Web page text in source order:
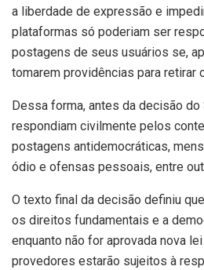
a liberdade de expressão e
plataformas só poderiam ser
postagens de seus usuários se,
tomarem providências para retirar
Dessa forma, antes da decisão do
respondiam civilmente pelos
postagens antidemocráticas,
ódio e ofensas pessoais, entre
O texto final da decisão definiu
os direitos fundamentais e a
enquanto não for aprovada nova
provedores estarão sujeitos à